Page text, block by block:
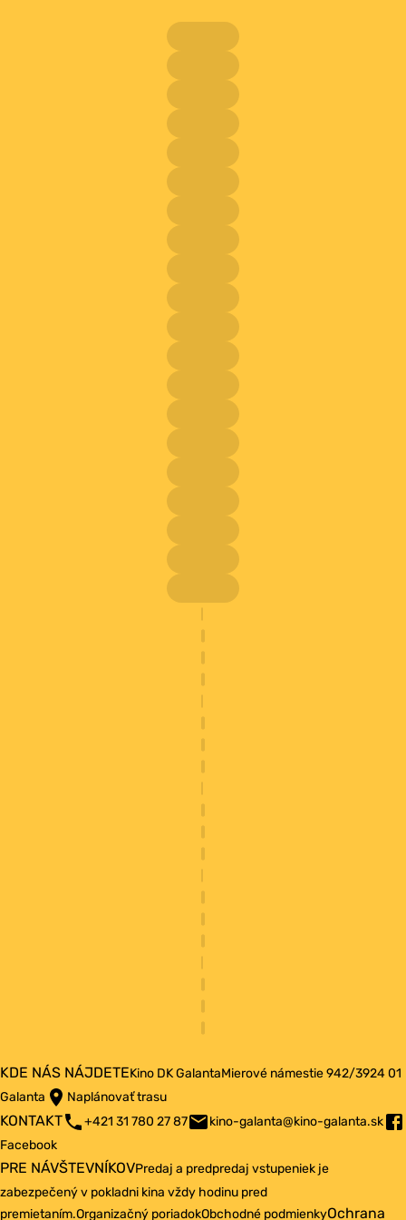
KDE NÁS NÁJDETEKino DK GalantaMierové námestie 942/3924 01
Galanta
Naplánovať trasu
KONTAKT +421 31 780 27 87
kino-galanta@kino-galanta.sk
Facebook
PRE NÁVŠTEVNÍKOVPredaj a predpredaj vstupeniek je
zabezpečený v pokladni kina vždy hodinu pred
premietaním.Organizačný poriadokObchodné podmienkyOchrana